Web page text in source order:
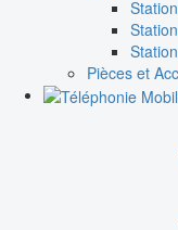
Pièces et